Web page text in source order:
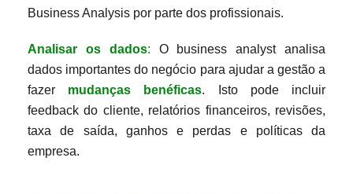
Business Analysis por parte dos profissionais.
Analisar os dados: O business analyst analisa
dados importantes do negócio para ajudar a gestão a
fazer mudanças benéficas. Isto pode incluir
feedback do cliente, relatórios financeiros, revisões,
taxa de saída, ganhos e perdas e políticas da
empresa.